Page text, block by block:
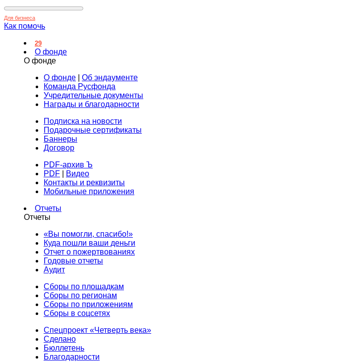
Для бизнеса
Как помочь
29
О фонде
О фонде
О фонде
Об эндаументе
Команда Русфонда
Учредительные документы
Награды и благодарности
Подписка на новости
Подарочные сертификаты
Баннеры
Договор
PDF-архив Ъ
PDF
Видео
Контакты и реквизиты
Мобильные приложения
Отчеты
Отчеты
«Вы помогли, спасибо!»
Куда пошли ваши деньги
Отчет о пожертвованиях
Годовые отчеты
Аудит
Сборы по площадкам
Сборы по регионам
Сборы по приложениям
Сборы в соцсетях
Спецпроект «Четверть века»
Сделано
Бюллетень
Благодарности